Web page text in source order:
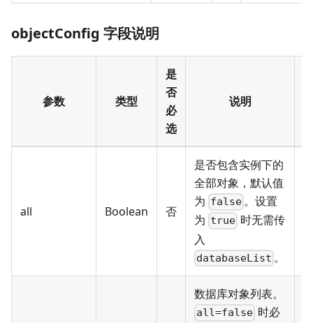
objectConfig 字段说明
参数 类型
是
否
必
选
说明
all Boolean 否
是否包含实例下的
全部对象，默认值
为 false 。设置
为 true 时无需传
入
databaseList 。
数据库对象列表。
all=false 时必